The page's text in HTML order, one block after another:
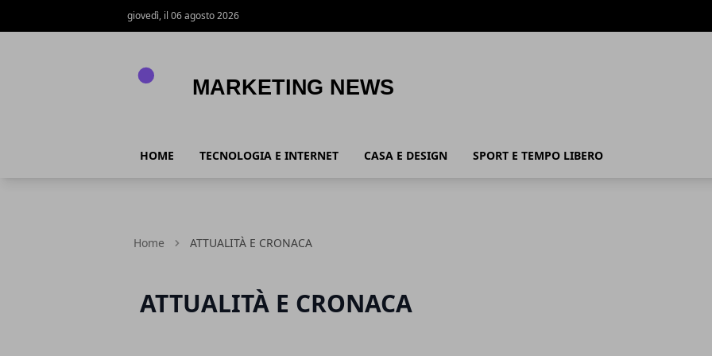
giovedì, il 06 agosto 2026
HOME TECNOLOGIA E INTERNET CASA E DESIGN SPORT E TEMPO LIBERO
Home ATTUALITÀ E CRONACA
ATTUALITÀ E CRONACA